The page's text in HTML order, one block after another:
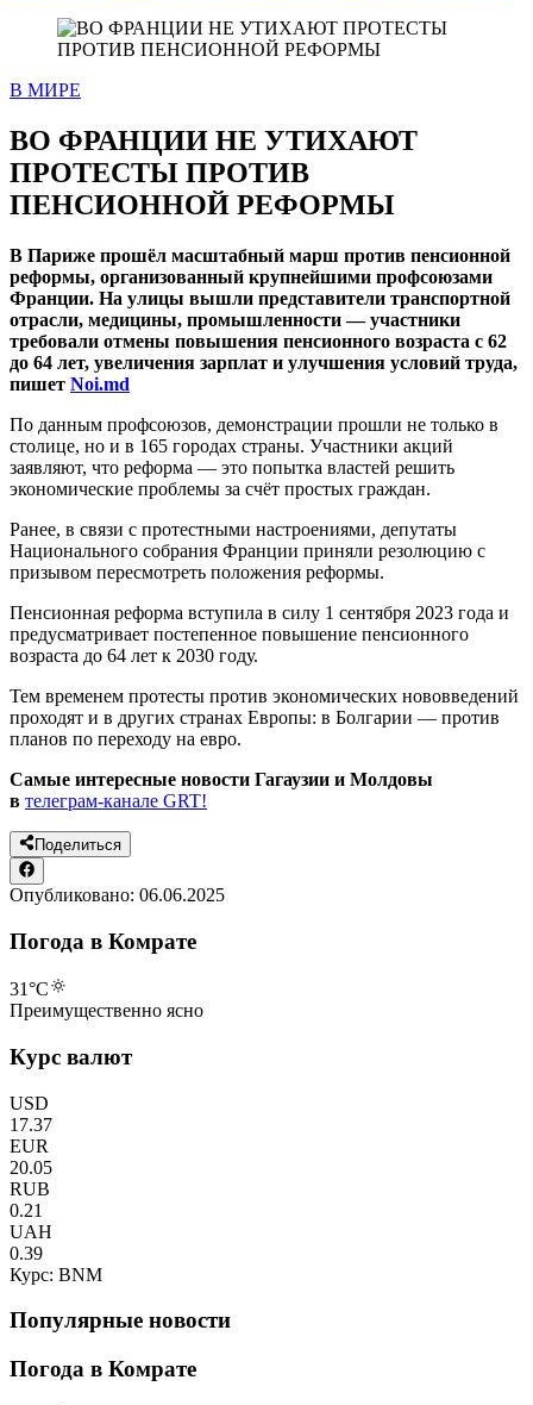
В МИРЕ
ВО ФРАНЦИИ НЕ УТИХАЮТ
ПРОТЕСТЫ ПРОТИВ
ПЕНСИОННОЙ РЕФОРМЫ
В Париже прошёл масштабный марш против пенсионной
реформы, организованный крупнейшими профсоюзами
Франции. На улицы вышли представители транспортной
отрасли, медицины, промышленности — участники
требовали отмены повышения пенсионного возраста с 62
до 64 лет, увеличения зарплат и улучшения условий труда,
пишет Noi.md
По данным профсоюзов, демонстрации прошли не только в
столице, но и в 165 городах страны. Участники акций
заявляют, что реформа — это попытка властей решить
экономические проблемы за счёт простых граждан.
Ранее, в связи с протестными настроениями, депутаты
Национального собрания Франции приняли резолюцию с
призывом пересмотреть положения реформы.
Пенсионная реформа вступила в силу 1 сентября 2023 года и
предусматривает постепенное повышение пенсионного
возраста до 64 лет к 2030 году.
Тем временем протесты против экономических нововведений
проходят и в других странах Европы: в Болгарии — против
планов по переходу на евро.
Самые интересные новости Гагаузии и Молдовы
в телеграм-канале GRT!
Поделиться
Опубликовано: 06.06.2025
Погода в Комрате
31°C
Преимущественно ясно
Курс валют
USD
17.37
EUR
20.05
RUB
0.21
UAH
0.39
Курс: BNM
Популярные новости
Погода в Комрате